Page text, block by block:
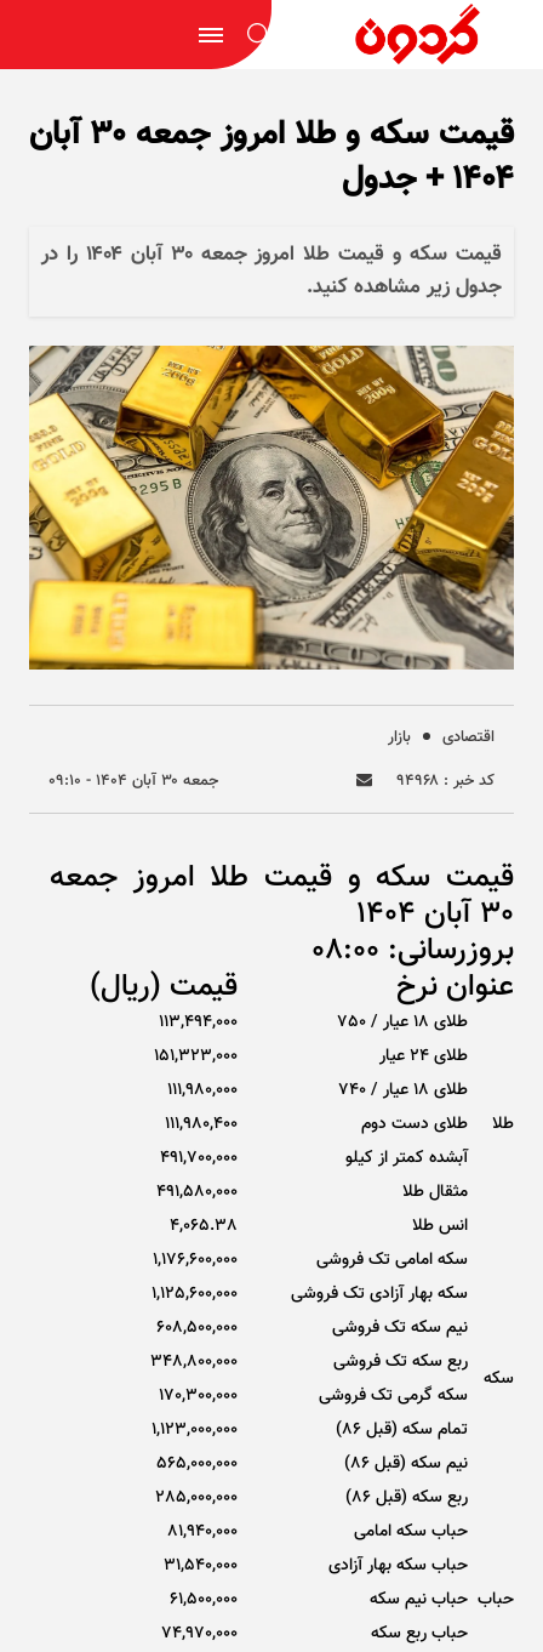
قیمت سکه و طلا امروز جمعه ۳۰ آبان
۱۴۰۴ + جدول
قیمت سکه و قیمت طلا امروز جمعه ۳۰ آبان ۱۴۰۴ را در
جدول زیر مشاهده کنید.
اقتصادی
بازار
کد خبر : ۹۴۹۶۸
جمعه ۳۰ آبان ۱۴۰۴ - ۰۹:۱۰
قیمت سکه و قیمت طلا امروز جمعه
30 آبان 1404
بروزرسانی: 08:00
عنوان نرخ قیمت (ریال)
طلا
طلای 18 عیار / 750
113,494,000
طلای ۲۴ عیار
151,323,000
طلای 18 عیار / 740
111,980,000
طلای دست دوم
111,980,400
آبشده کمتر از کیلو
491,700,000
مثقال طلا
491,580,000
انس طلا
4,065.38
سکه
سکه امامی تک فروشی
1,176,600,000
سکه بهار آزادی تک فروشی
1,125,600,000
نیم سکه تک فروشی
608,500,000
ربع سکه تک فروشی
348,800,000
سکه گرمی تک فروشی
170,300,000
تمام سکه (قبل 86)
1,123,000,000
نیم سکه (قبل 86)
565,000,000
ربع سکه (قبل 86)
285,000,000
حباب
حباب سکه امامی
81,940,000
حباب سکه بهار آزادی
31,540,000
حباب نیم سکه
61,500,000
حباب ربع سکه
74,970,000